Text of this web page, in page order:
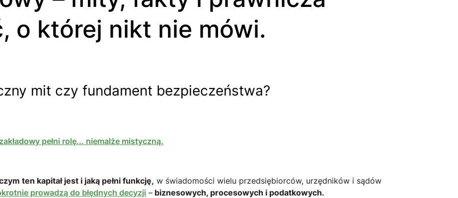
o której nikt nie mówi.
mit czy fundament bezpieczeństwa?
pełni rolę... niemalże mistyczną.
ten kapitał jest i jaką pełni funkcję, w świadomości wielu przedsiębiorców, urzędników i sądów
prowadzą do błędnych decyzji – biznesowych, procesowych i podatkowych.